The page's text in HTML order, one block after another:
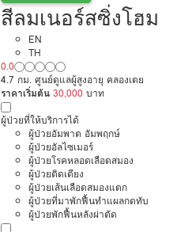
สีลมเนอร์สซิ่งโฮม
EN
TH
0.0
4.7 กม. ศูนย์ดูแลผู้สูงอายุ คลองเตย
ราคาเริ่มต้น 30,000 บาท
ผู้ป่วยที่ให้บริการได้
ผู้ป่วยอัมพาต อัมพฤกษ์
ผู้ป่วยอัลไซเมอร์
ผู้ป่วยโรคหลอดเลือดสมอง
ผู้ป่วยติดเตียง
ผู้ป่วยเส้นเลือดสมองแตก
ผู้ป่วยที่มาพักฟื้นทำแผลกดทับ
ผู้ป่วยพักฟื้นหลังผ่าตัด